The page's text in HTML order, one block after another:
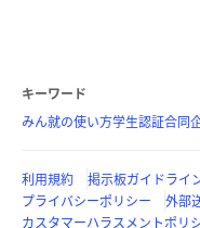
キーワード
みん就の使い方学生認証合同
利用規約 掲示板ガイドライ
プライバシーポリシー
外部
カスタマーハラスメントポリ